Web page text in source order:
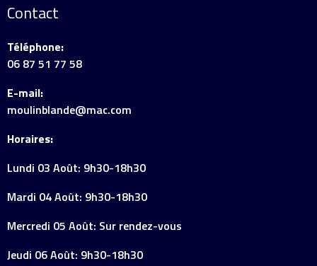
Contact
Téléphone:
06 87 51 77 58
E-mail:
moulinblande@mac.com
Horaires:
Lundi 03 Août: 9h30-18h30
Mardi 04 Août: 9h30-18h30
Mercredi 05 Août: Sur rendez-vous
Jeudi 06 Août: 9h30-18h30